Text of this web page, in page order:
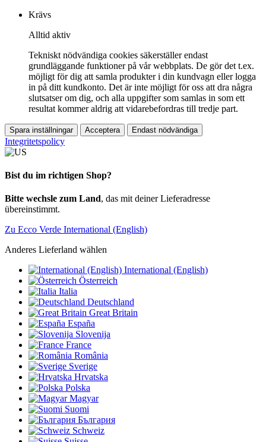
Krävs
Alltid aktiv
Tekniskt nödvändiga cookies säkerställer endast
grundläggande funktioner på vår webbplats. De gör det t.ex.
möjligt för dig att samla produkter i din kundvagn eller logga
in på ditt kundkonto. Det är inte möjligt för oss att dra några
slutsatser om dig, och alla uppgifter som samlas in som ett
resultat kommer aldrig att vidarebefordras till tredje part.
Spara inställningar Acceptera Endast nödvändiga
Integritetspolicy
Bist du im richtigen Shop?
Bitte wechsle zum Land, das mit deiner Lieferadresse
übereinstimmt.
Zu Ecco Verde International (English)
Anderes Lieferland wählen
International (English)
Österreich
Italia
Deutschland
Great Britain
España
Slovenija
France
România
Sverige
Hrvatska
Polska
Magyar
Suomi
България
Schweiz